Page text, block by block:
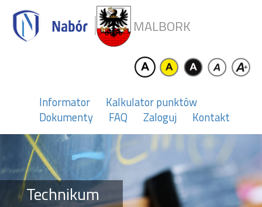
MALBORK
Informator
Kalkulator punktów
Dokumenty
FAQ Zaloguj Kontakt
Technikum